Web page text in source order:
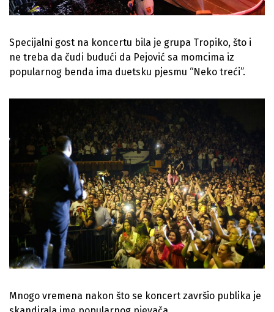
Specijalni gost na koncertu bila je grupa Tropiko, što i
ne treba da čudi budući da Pejović sa momcima iz
popularnog benda ima duetsku pjesmu “Neko treći”.
Mnogo vremena nakon što se koncert završio publika je